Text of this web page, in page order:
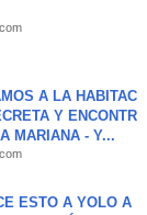
A LA HABITAC
Y ENCONTR
MARIANA - Y...
ESTO A YOLO A